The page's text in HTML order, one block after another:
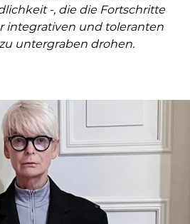
-, die die Fortschritte
integrativen und toleranten
untergraben drohen.